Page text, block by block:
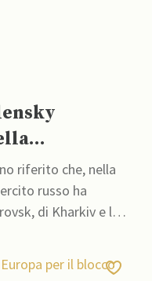
a
riferito che, nella
russo ha
di Kharkiv e la